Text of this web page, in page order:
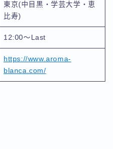
東京(中目黒・学芸大学・恵
比寿)
12:00〜Last
https://www.aroma-
blanca.com/